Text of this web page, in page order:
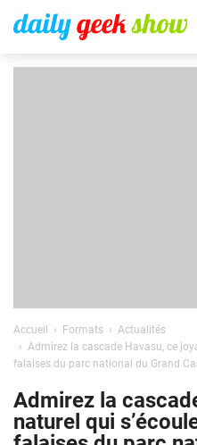
Accueil Formats
Actualités
Admirez la cascade Havasu, ce
falaises du parc national du Grand
Admirez la
naturel qui